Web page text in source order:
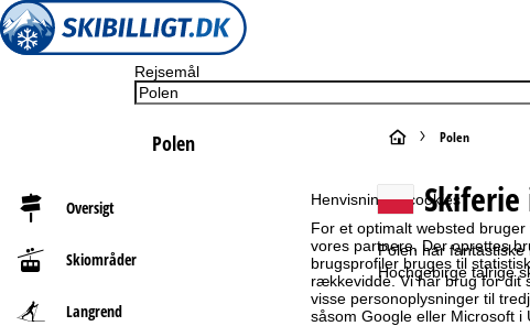
Henvisning til cookies
For et optimalt websted
vores partnere. Der oprettes
brugsprofiler bruges til
rækkevidde. Vi har brug for dit
visse personoplysninger til
såsom Google eller Microsoft i
Rejsemål
Polen
Oversigt
Skiområder
Langrend
S
t
a
r
t
Polen
Polen har
Hochgebirge talrige